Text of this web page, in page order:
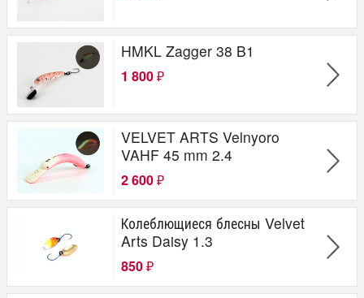
HMKL Zagger 38 B1
1 800 ₽
VELVET ARTS Velnyoro
VAHF 45 mm 2.4
2 600 ₽
Колеблющиеся блесны Velvet
Arts Daisy 1.3
850 ₽